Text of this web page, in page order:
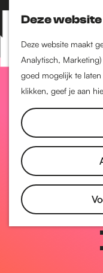
Deze
Deze website maakt
Analytisch,
goed mogelijk te
klikken, geef je aan
Z
o
e
k
e
K
a
a
r
t
M
e
n